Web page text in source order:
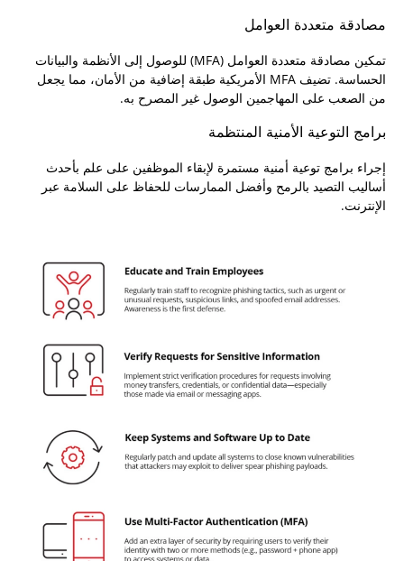
مصادقة متعددة العوامل
تمكين مصادقة متعددة العوامل (MFA) للوصول إلى الأنظمة والبيانات
الحساسة. تضيف MFA الأمريكية طبقة إضافية من الأمان، مما يجعل
من الصعب على المهاجمين الوصول غير المصرح به.
برامج التوعية الأمنية المنتظمة
إجراء برامج توعية أمنية مستمرة لإبقاء الموظفين على علم بأحدث
أساليب التصيد بالرمح وأفضل الممارسات للحفاظ على السلامة عبر
الإنترنت.